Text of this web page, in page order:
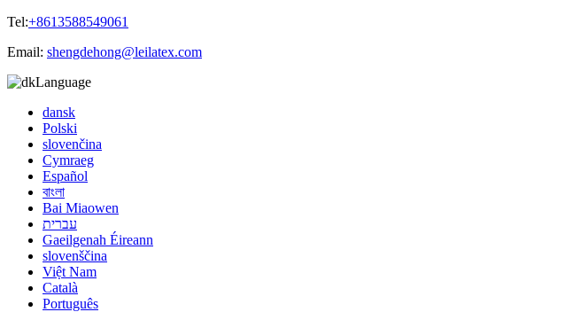
Tel:+8613588549061
Email: shengdehong@leilatex.com
Language
dansk
Polski
slovenčina
Cymraeg
Español
বাংলা
Bai Miaowen
עברית
Gaeilgenah Éireann
slovenščina
Việt Nam
Català
Português